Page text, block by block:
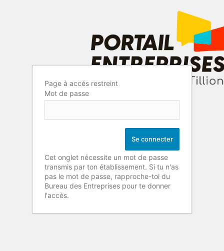
Page à accés restreint
Mot de passe
Cet onglet nécessite un mot de passe
transmis par ton établissement. Si tu n'as
pas le mot de passe, rapproche-toi du
Bureau des Entreprises pour te donner
l'accès.